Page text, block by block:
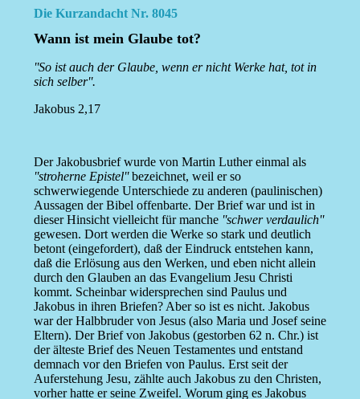
Die Kurzandacht Nr. 8045
Wann ist mein Glaube tot?
''So ist auch der Glaube, wenn er nicht Werke hat, tot in
sich selber''.
Jakobus 2,17
Der Jakobusbrief wurde von Martin Luther einmal als
''stroherne Epistel''bezeichnet, weil er so
schwerwiegende Unterschiede zu anderen (paulinischen)
Aussagen der Bibel offenbarte. Der Brief war und ist in
dieser Hinsicht vielleicht für manche ''schwer verdaulich''
gewesen. Dort werden die Werke so stark und deutlich
betont (eingefordert), daß der Eindruck entstehen kann,
daß die Erlösung aus den Werken, und eben nicht allein
durch den Glauben an das Evangelium Jesu Christi
kommt. Scheinbar widersprechen sind Paulus und
Jakobus in ihren Briefen? Aber so ist es nicht. Jakobus
war der Halbbruder von Jesus (also Maria und Josef seine
Eltern). Der Brief von Jakobus (gestorben 62 n. Chr.) ist
der älteste Brief des Neuen Testamentes und entstand
demnach vor den Briefen von Paulus. Erst seit der
Auferstehung Jesu, zählte auch Jakobus zu den Christen,
vorher hatte er seine Zweifel. Worum ging es Jakobus